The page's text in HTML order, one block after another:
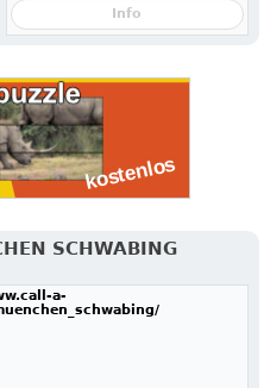
Info
SCHWABING
a-